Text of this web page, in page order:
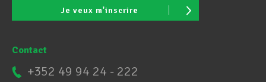
Je veux m'inscrire
Contact
+352 49 94 24 - 222